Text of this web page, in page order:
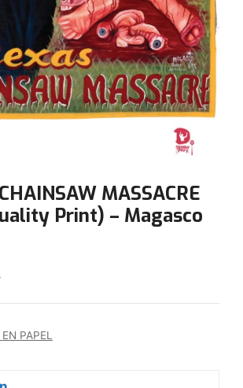
MASSACRE
Print) – Magasco
PAPEL